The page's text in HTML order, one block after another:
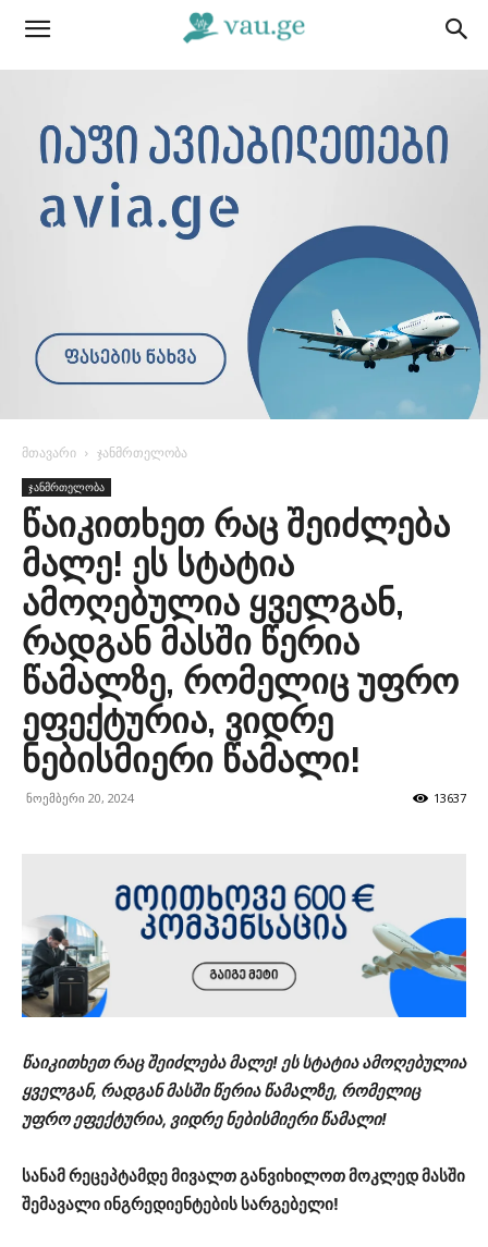
მთავარი ჯანმრთელობა
ჯანმრთელობა
წაიკითხეთ რაც შეიძლება
მალე! ეს სტატია
ამოღებულია ყველგან,
რადგან მასში წერია
წამალზე, რომელიც უფრო
ეფექტურია, ვიდრე
ნებისმიერი წამალი!
ნოემბერი 20, 2024 13637
წაიკითხეთ რაც შეიძლება მალე! ეს სტატია ამოღებულია
ყველგან, რადგან მასში წერია წამალზე, რომელიც
უფრო ეფექტურია, ვიდრე ნებისმიერი წამალი!
სანამ რეცეპტამდე მივალთ განვიხილოთ მოკლედ მასში
შემავალი ინგრედიენტების სარგებელი!